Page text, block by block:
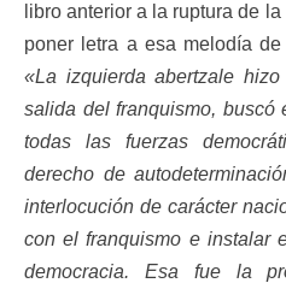
libro anterior a la ruptura de
poner letra a esa melodía
«La izquierda abertzale
salida del franquismo, buscó
todas las fuerzas
derecho de
interlocución de carácter
con el franquismo e instalar
democracia. Esa fue la